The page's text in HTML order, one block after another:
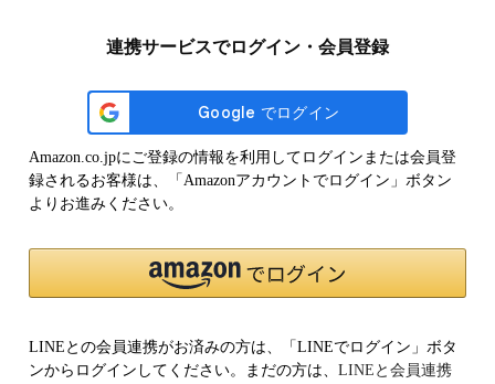
連携サービスでログイン・会員登録
Amazon.co.jpにご登録の情報を利用してログインまたは会員登
録されるお客様は、「Amazonアカウントでログイン」ボタン
よりお進みください。
LINEとの会員連携がお済みの方は、「LINEでログイン」ボタ
ンからログインしてください。まだの方は、LINEと会員連携